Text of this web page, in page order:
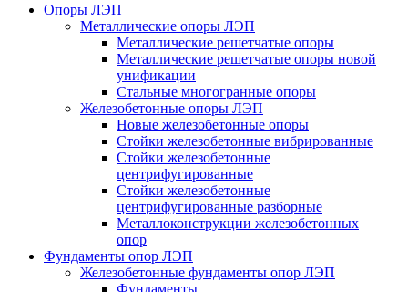
Опоры ЛЭП
Металлические опоры ЛЭП
Металлические решетчатые опоры
Металлические решетчатые опоры новой
унификации
Стальные многогранные опоры
Железобетонные опоры ЛЭП
Новые железобетонные опоры
Стойки железобетонные вибрированные
Стойки железобетонные
центрифугированные
Стойки железобетонные
центрифугированные разборные
Металлоконструкции железобетонных
опор
Фундаменты опор ЛЭП
Железобетонные фундаменты опор ЛЭП
Фундаменты